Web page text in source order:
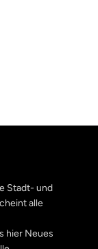
Stadt- und
alle
hier Neues